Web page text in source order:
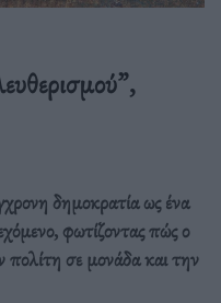
δημοκρατία ως ένα
φωτίζοντας πώς ο
πολίτη σε μονάδα και την